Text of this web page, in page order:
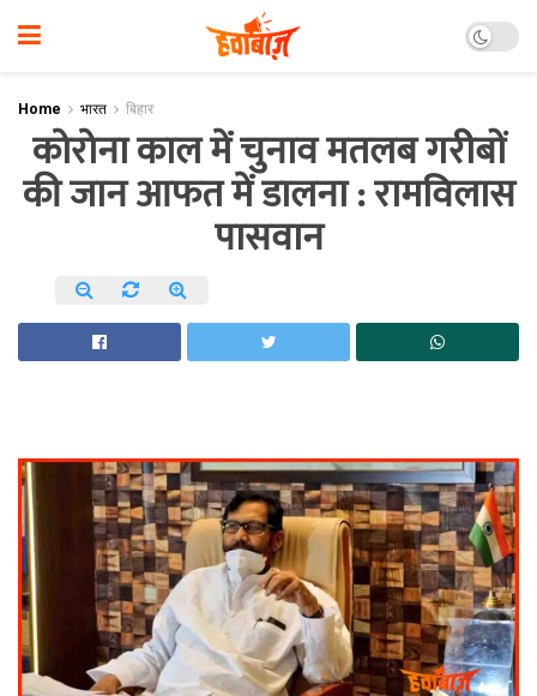
Home भारत बिहार
कोरोना काल में चुनाव मतलब गरीबों
की जान आफत में डालना : रामविलास
पासवान